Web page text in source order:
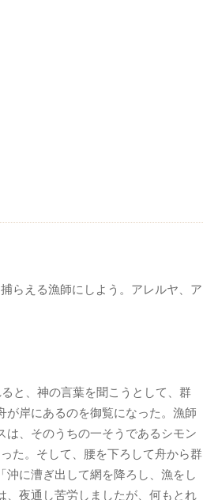
らえる漁師にしよう。アレルヤ、ア
と、神の言葉を聞こうとして、群
が岸にあるのを御覧になった。漁師
は、そのうちの一そうであるシモン
た。そして、腰を下ろして舟から群
に漕ぎ出して網を降ろし、漁をし
、夜通し苦労しましたが、何もとれ